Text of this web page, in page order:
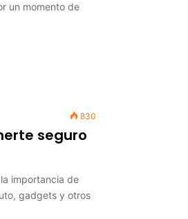
un momento de
830
seguro
importancia de
gadgets y otros